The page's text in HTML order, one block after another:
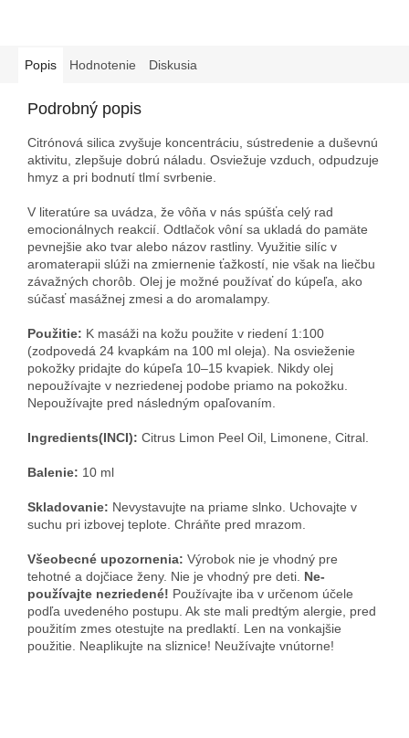
Popis Hodnotenie Diskusia
Podrobný popis
Citrónová silica zvyšuje koncentráciu, sústredenie a duševnú
aktivitu, zlepšuje dobrú náladu. Osviežuje vzduch, odpudzuje
hmyz a pri bodnutí tlmí svrbenie.
V literatúre sa uvádza, že vôňa v nás spúšťa celý rad
emocionálnych reakcií. Odtlačok vôní sa ukladá do pamäte
pevnejšie ako tvar alebo názov rastliny. Využitie silíc v
aromaterapii slúži na zmiernenie ťažkostí, nie však na liečbu
závažných chorôb. Olej je možné používať do kúpeľa, ako
súčasť masážnej zmesi a do aromalampy.
Použitie: K masáži na kožu použite v riedení 1:100
(zodpovedá 24 kvapkám na 100 ml oleja). Na osvieženie
pokožky pridajte do kúpeľa 10–15 kvapiek. Nikdy olej
nepoužívajte v nezriedenej podobe priamo na pokožku.
Nepoužívajte pred následným opaľovaním.
Ingredients(INCI): Citrus Limon Peel Oil, Limonene, Citral.
Balenie: 10 ml
Skladovanie: Nevystavujte na priame slnko. Uchovajte v
suchu pri izbovej teplote. Chráňte pred mrazom.
Všeobecné upo­zornenia: Výrobok nie je vhodný pre
tehotné a dojčiace ženy. Nie je vhodný pre deti. Ne­
používajte nezriedené! Používajte iba v určenom účele
podľa uvedené­ho postupu. Ak ste mali predtým alergie, pred
použitím zmes otestuj­te na predlaktí. Len na vonkajšie
použitie. Neaplikujte na sliznice! Neužívajte vnútorne!